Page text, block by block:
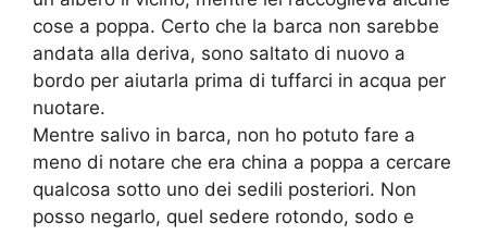
cose a poppa. Certo che la barca non sarebbe
andata alla deriva, sono saltato di nuovo a
bordo per aiutarla prima di tuffarci in acqua per
nuotare.
Mentre salivo in barca, non ho potuto fare a
meno di notare che era china a poppa a cercare
qualcosa sotto uno dei sedili posteriori. Non
posso negarlo, quel sedere rotondo, sodo e